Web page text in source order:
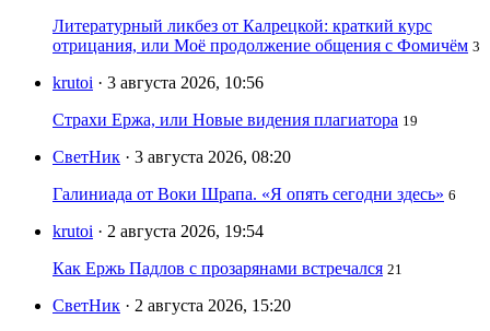
Литературный ликбез от Калрецкой: краткий курс
отрицания, или Моё продолжение общения с Фомичём 3
krutoi · 3 августа 2026, 10:56
Страхи Ержа, или Новые видения плагиатора 19
СветНик · 3 августа 2026, 08:20
Галиниада от Воки Шрапа. «Я опять сегодни здесь» 6
krutoi · 2 августа 2026, 19:54
Как Ержь Падлов с прозарянами встречался 21
СветНик · 2 августа 2026, 15:20